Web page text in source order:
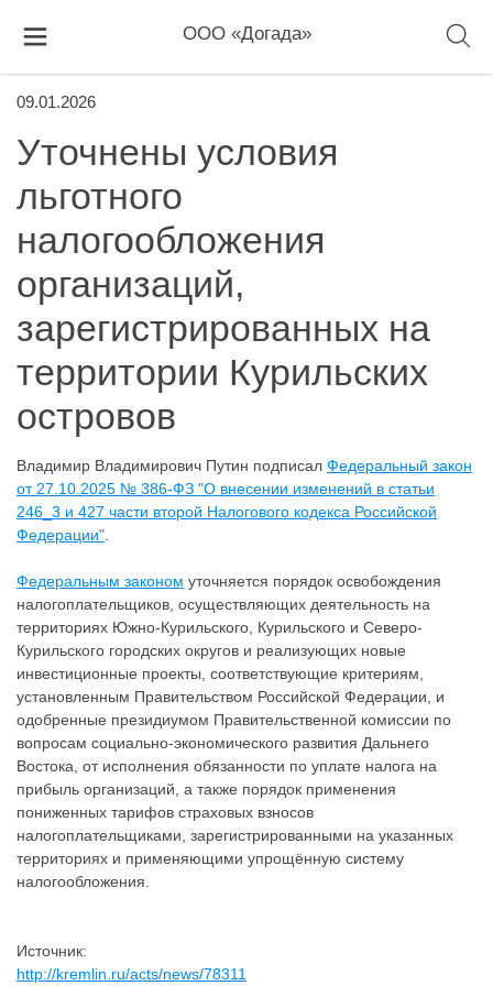
ООО «Догада»
09.01.2026
Уточнены условия
льготного
налогообложения
организаций,
зарегистрированных на
территории Курильских
островов
Владимир Владимирович Путин подписал Федеральный закон
от 27.10.2025 № 386-ФЗ "О внесении изменений в статьи
246_3 и 427 части второй Налогового кодекса Российской
Федерации"
Федеральным законом уточняется порядок освобождения
налогоплательщиков, осуществляющих деятельность на
территориях Южно-Курильского, Курильского и Северо-
Курильского городских округов и реализующих новые
инвестиционные проекты, соответствующие критериям,
установленным Правительством Российской Федерации, и
одобренные президиумом Правительственной комиссии по
вопросам социально-экономического развития Дальнего
Востока, от исполнения обязанности по уплате налога на
прибыль организаций, а также порядок применения
пониженных тарифов страховых взносов
налогоплательщиками, зарегистрированными на указанных
территориях и применяющими упрощённую систему
налогообложения.
Источник:
http://kremlin.ru/acts/news/78311